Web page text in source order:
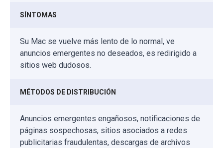
SÍNTOMAS
Su Mac se vuelve más lento de lo normal, ve
anuncios emergentes no deseados, es redirigido a
sitios web dudosos.
MÉTODOS DE DISTRIBUCIÓN
Anuncios emergentes engañosos, notificaciones de
páginas sospechosas, sitios asociados a redes
publicitarias fraudulentas, descargas de archivos